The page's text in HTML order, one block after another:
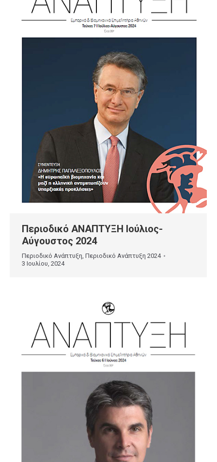
Περιοδικό ΑΝΑΠΤΥΞΗ Ιούλιος-
Αύγουστος 2024
Περιοδικό Ανάπτυξη Περιοδικό Ανάπτυξη 2024
3 Ιουλίου, 2024